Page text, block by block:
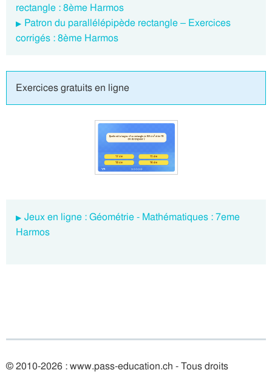
rectangle : 8ème Harmos
Patron du parallélépipède rectangle – Exercices
corrigés : 8ème Harmos
Exercices gratuits en ligne
Jeux en ligne : Géométrie - Mathématiques : 7eme
Harmos
© 2010-2026 : www.pass-education.ch - Tous droits